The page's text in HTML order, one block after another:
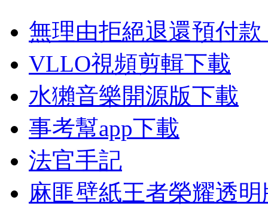
無理由拒絕退還預付
VLLO視頻剪輯下載
水獺音樂開源版下載
事考幫app下載
法官手記
麻匪壁紙王者榮耀透